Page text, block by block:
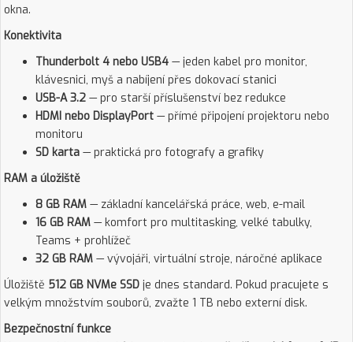
okna.
Konektivita
Thunderbolt 4 nebo USB4 — jeden kabel pro monitor,
klávesnici, myš a nabíjení přes dokovací stanici
USB-A 3.2 — pro starší příslušenství bez redukce
HDMI nebo DisplayPort — přímé připojení projektoru nebo
monitoru
SD karta — praktická pro fotografy a grafiky
RAM a úložiště
8 GB RAM — základní kancelářská práce, web, e-mail
16 GB RAM — komfort pro multitasking, velké tabulky,
Teams + prohlížeč
32 GB RAM — vývojáři, virtuální stroje, náročné aplikace
Úložiště 512 GB NVMe SSD je dnes standard. Pokud pracujete s
velkým množstvím souborů, zvažte 1 TB nebo externí disk.
Bezpečnostní funkce